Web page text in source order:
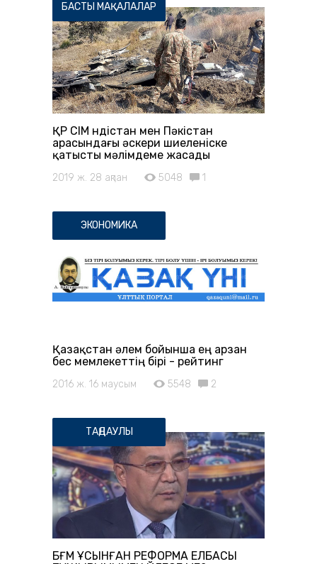
БАСТЫ МАҚАЛАЛАР
ҚР СІМ Үндістан мен Пәкістан
арасындағы әскери шиеленіске
қатысты мәлімдеме жасады
2019 ж. 28 ақпан 5048 1
ЭКОНОМИКА
Қазақстан әлем бойынша ең арзан
бес мемлекеттің бірі - рейтинг
2016 ж. 16 маусым 5548 2
ТАҢДАУЛЫ
БҒМ ҰСЫНҒАН РЕФОРМА ЕЛБАСЫ